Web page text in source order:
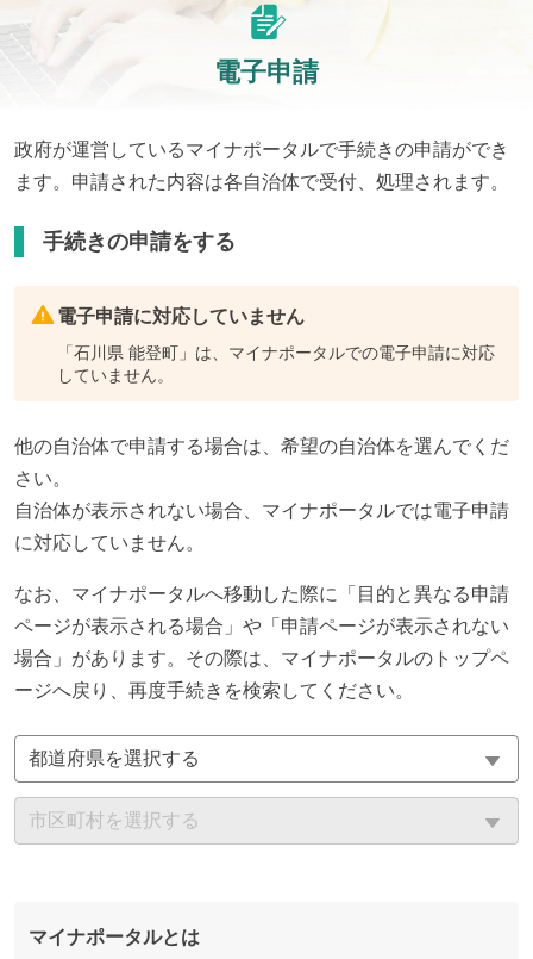
電子申請
政府が運営しているマイナポータルで手続きの申請ができ
ます。申請された内容は各自治体で受付、処理されます。
手続きの申請をする
電子申請に対応していません
「石川県 能登町 」は、マイナポータルでの電子申請に対応
していません。
他の自治体で申請する場合は、希望の自治体を選んでくだ
さい。
自治体が表示されない場合、マイナポータルでは電子申請
に対応していません。
なお、マイナポータルへ移動した際に「目的と異なる申請
ページが表示される場合」や「申請ページが表示されない
場合」があります。その際は、マイナポータルのトップペ
ージへ戻り、再度手続きを検索してください。
マイナポータルとは